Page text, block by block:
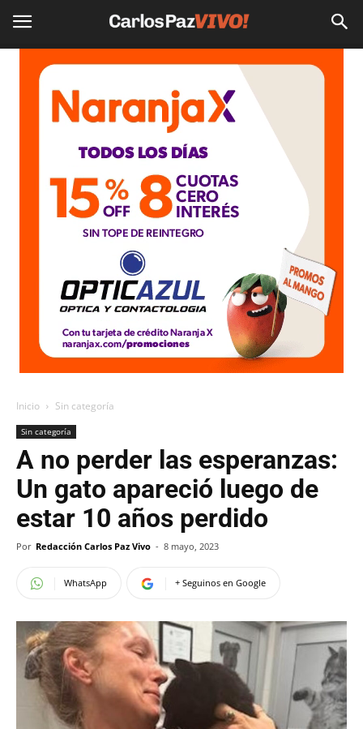
Inicio Sin categoría
Sin categoría
A no perder las esperanzas:
Un gato apareció luego de
estar 10 años perdido
Por Redacción Carlos Paz Vivo - 8 mayo, 2023
WhatsApp + Seguinos en Google